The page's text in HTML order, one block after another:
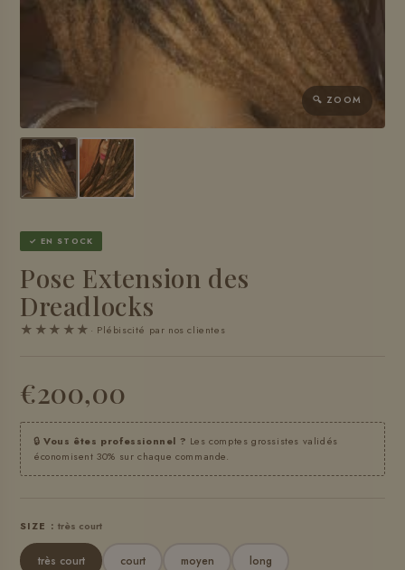
🔍 ZOOM
✓ EN STOCK
Pose Extension des
Dreadlocks
★★★★★ · Plébiscité par nos clientes
€200,00
🔒Vous êtes professionnel ? Les comptes grossistes validés
économisent 30% sur chaque commande.
SIZE : très court
très court court moyen long